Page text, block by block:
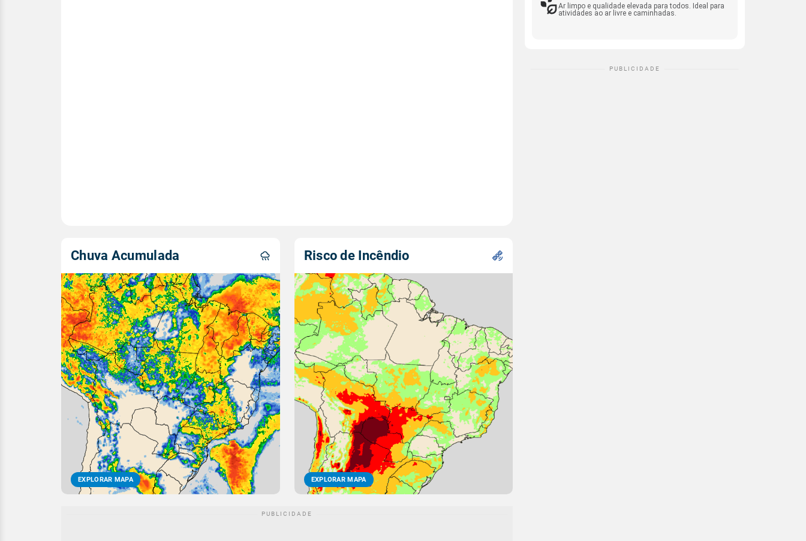
Chuva Acumulada
EXPLORAR MAPA
Risco de Incêndio
EXPLORAR MAPA
Ar limpo e qualidade elevada para todos. Ideal para
atividades ao ar livre e caminhadas.